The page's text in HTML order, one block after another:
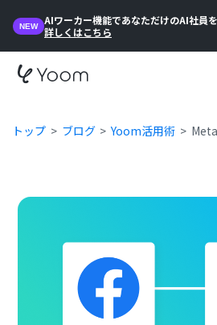
NEW
AIワーカー機能であなただけのAI社員
詳しくはこちら
トップ ブログ Yoom活用術